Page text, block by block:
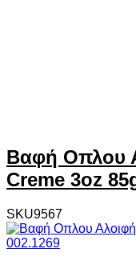
Βαφή Οπλου
Creme 3oz
SKU9567